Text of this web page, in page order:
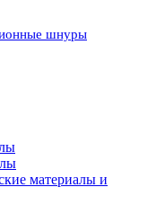
шнуры
материалы и